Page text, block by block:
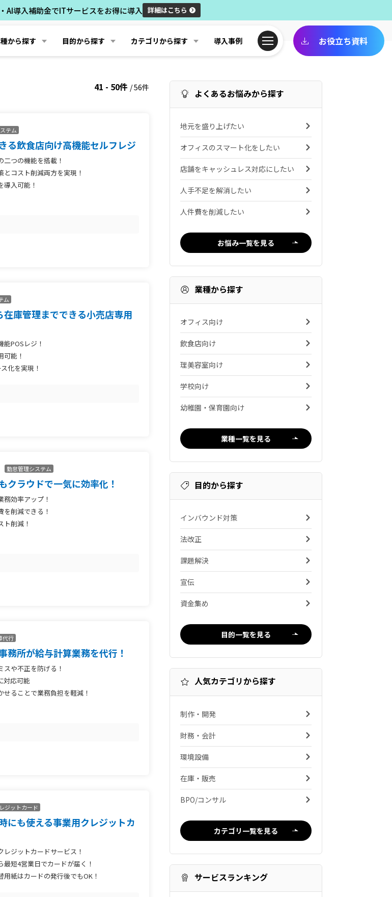
AI導入補助金でITサービスをお得に導入 詳細はこちら
から探す 目的から探す カテゴリから探す 導入事例 お役立ち資料
41 - 50件 / 56件
テム
る飲食店向け高機能セルフレジ
二つの機能を搭載！
とコスト削減両方を実現！
導入可能！
ム
庫管理までできる小売店専用
POSレジ！
可能！
化を実現！
勤怠管理システム
クラウドで一気に効率化！
務効率アップ！
を削減できる！
ト削減！
代行
務所が給与計算業務を代行！
スや不正を防げる！
対応可能
せることで業務負担を軽減！
ジットカード
にも使える事業用クレジットカ
レジットカードサービス！
最短4営業日でカードが届く！
紙はカードの発行後でもOK！
よくあるお悩みから探す
地元を盛り上げたい
オフィスのスマート化をしたい
店舗をキャッシュレス対応にしたい
人手不足を解消したい
人件費を削減したい
お悩み一覧を見る
業種から探す
オフィス向け
飲食店向け
理美容室向け
学校向け
幼稚園・保育園向け
業種一覧を見る
目的から探す
インバウンド対策
法改正
課題解決
宣伝
資金集め
目的一覧を見る
人気カテゴリから探す
制作・開発
財務・会計
環境設備
在庫・販売
BPO/コンサル
カテゴリ一覧を見る
サービスランキング